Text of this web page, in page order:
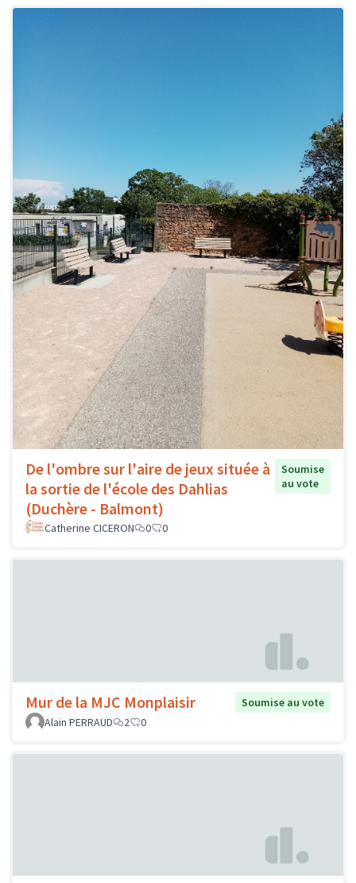
De l'ombre sur l'aire de jeux située à
la sortie de l'école des Dahlias
(Duchère - Balmont)
Soumise
au vote
Catherine CICERON 0 0
Mur de la MJC Monplaisir
Soumise au vote
Alain PERRAUD
2 0